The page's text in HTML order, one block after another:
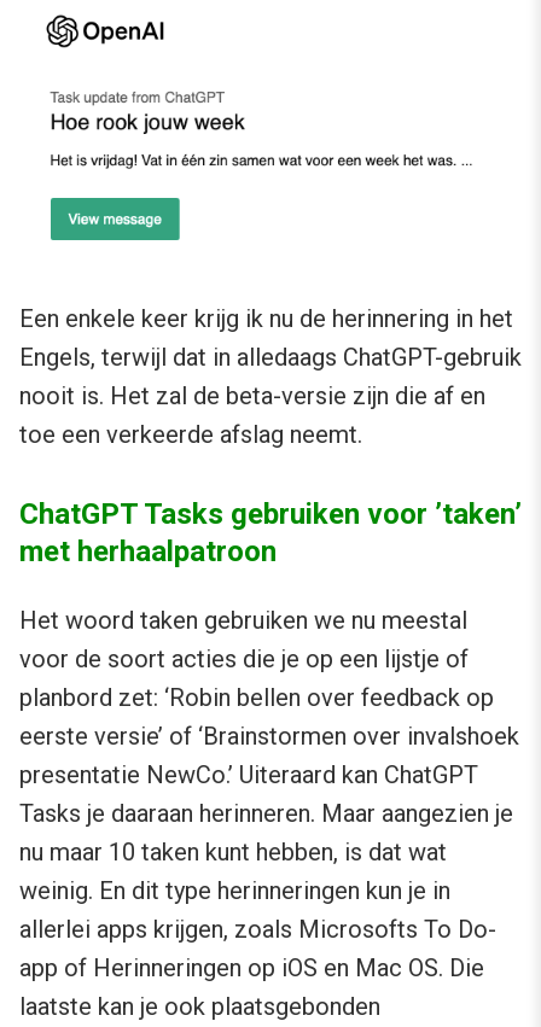
Een enkele keer krijg ik nu de herinnering in het
Engels, terwijl dat in alledaags ChatGPT-gebruik
nooit is. Het zal de beta-versie zijn die af en
toe een verkeerde afslag neemt.
ChatGPT Tasks gebruiken voor ’taken’
met herhaalpatroon
Het woord taken gebruiken we nu meestal
voor de soort acties die je op een lijstje of
planbord zet: ‘Robin bellen over feedback op
eerste versie’ of ‘Brainstormen over invalshoek
presentatie NewCo.’ Uiteraard kan ChatGPT
Tasks je daaraan herinneren. Maar aangezien je
nu maar 10 taken kunt hebben, is dat wat
weinig. En dit type herinneringen kun je in
allerlei apps krijgen, zoals Microsofts To Do-
app of Herinneringen op iOS en Mac OS. Die
laatste kan je ook plaatsgebonden